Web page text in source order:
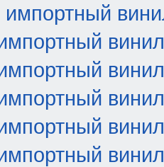
винил
винил
винил
винил
винил